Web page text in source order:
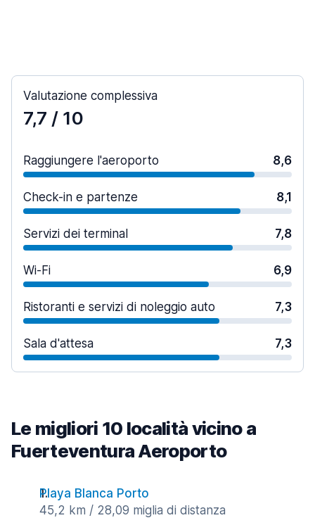
Valutazione complessiva
7,7 / 10
Raggiungere l'aeroporto 8,6
Check-in e partenze 8,1
Servizi dei terminal 7,8
Wi-Fi 6,9
Ristoranti e servizi di noleggio auto 7,3
Sala d'attesa 7,3
Le migliori 10 località vicino a
Fuerteventura Aeroporto
Playa Blanca Porto
45,2 km / 28,09 miglia di distanza